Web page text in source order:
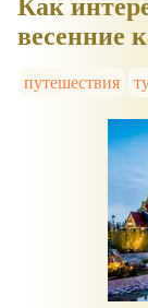
Как
весенние
путешествия